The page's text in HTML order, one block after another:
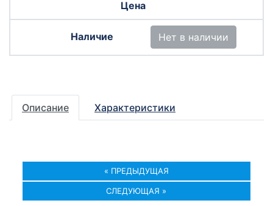
Нет в наличии
Описание Характеристики
« ПРЕДЫДУЩАЯ
СЛЕДУЮЩАЯ »